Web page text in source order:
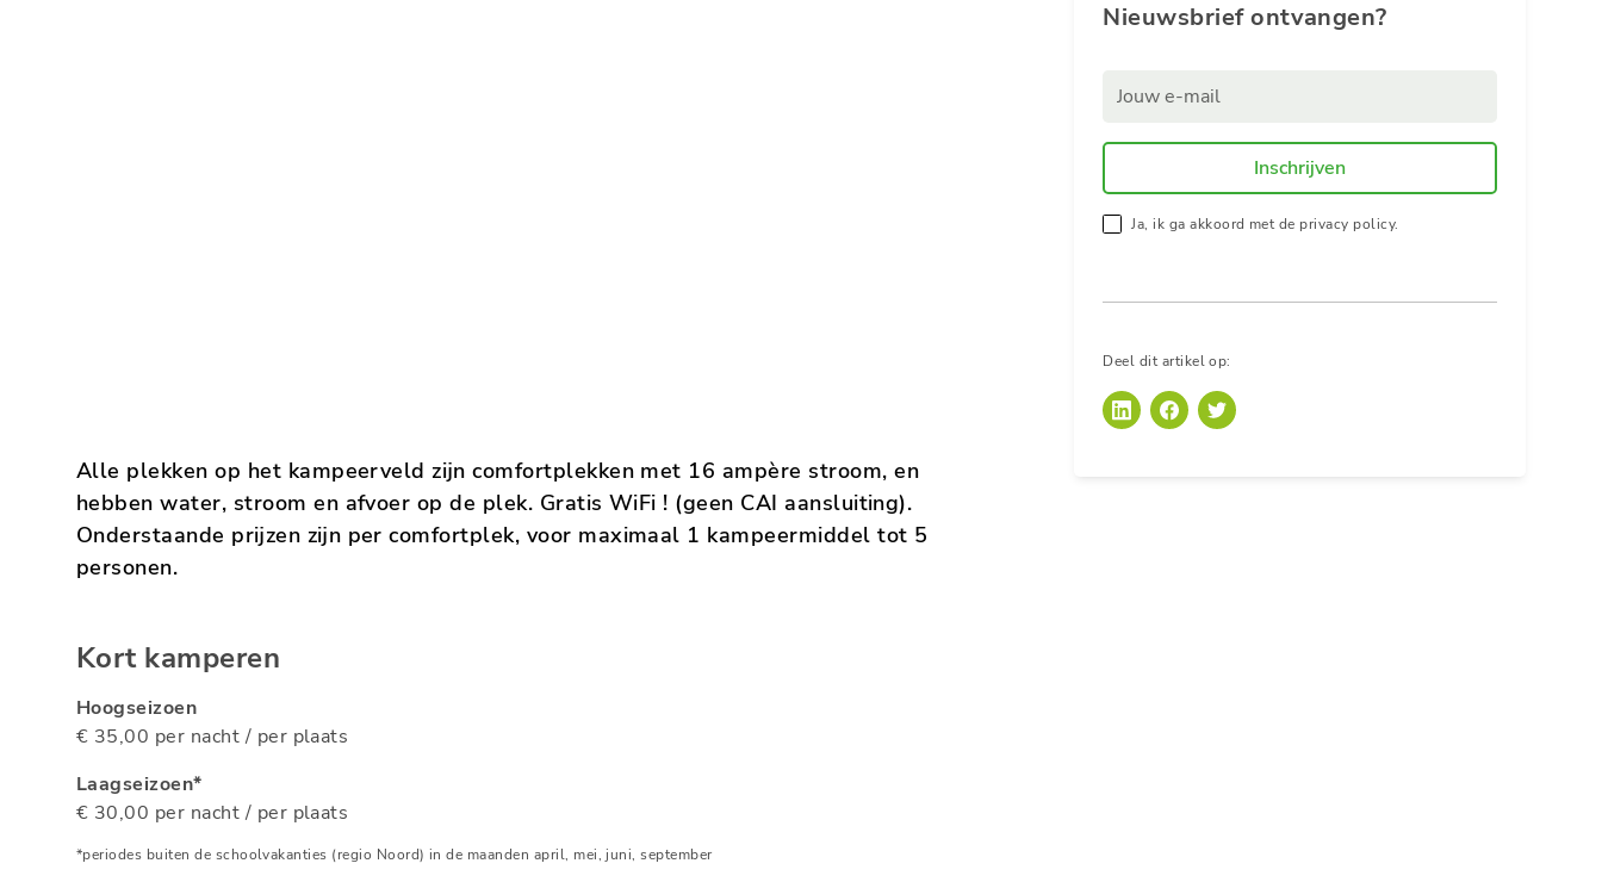
Alle plekken op het kampeerveld zijn comfortplekken met 16 ampère stroom, en
hebben water, stroom en afvoer op de plek. Gratis WiFi ! (geen CAI aansluiting).
Onderstaande prijzen zijn per comfortplek, voor maximaal 1 kampeermiddel tot 5
personen.
Kort kamperen
Hoogseizoen
€ 35,00 per nacht / per plaats
Laagseizoen*
€ 30,00 per nacht / per plaats
*periodes buiten de schoolvakanties (regio Noord) in de maanden april, mei, juni, september
Nieuwsbrief ontvangen?
Ja, ik ga akkoord met de privacy policy.
Deel dit artikel op: